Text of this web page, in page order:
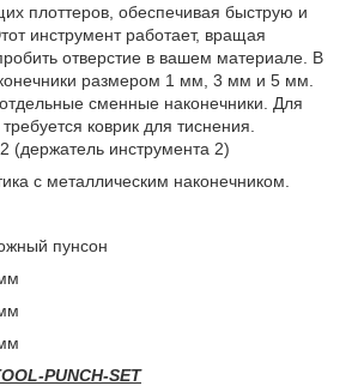
плоттеров, обеспечивая быструю и
инструмент работает, вращая
отверстие в вашем материале. В
размером 1 мм, 3 мм и 5 мм.
сменные наконечники. Для
коврик для тиснения.
(держатель инструмента 2)
с металлическим наконечником.
пунсон
PUNCH-SET